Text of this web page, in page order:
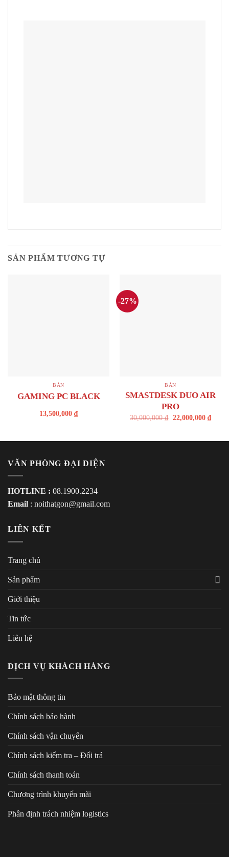
SẢN PHẨM TƯƠNG TỰ
BÀN
GAMING PC BLACK
13,500,000 ₫
-27%
BÀN
SMASTDESK DUO AIR
PRO
30,000,000₫ 22,000,000 ₫
VĂN PHÒNG ĐẠI DIỆN
HOTLINE : 08.1900.2234
Email : noithatgon@gmail.com
LIÊN KẾT
Trang chủ
Sản phẩm
Giới thiệu
Tin tức
Liên hệ
DỊCH VỤ KHÁCH HÀNG
Bảo mật thông tin
Chính sách bảo hành
Chính sách vận chuyển
Chính sách kiểm tra – Đổi trả
Chính sách thanh toán
Chương trình khuyến mãi
Phân định trách nhiệm logistics